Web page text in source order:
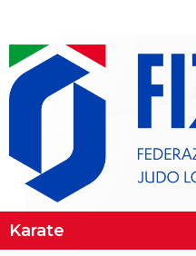
La
Norme e modulistica
Classifica Società